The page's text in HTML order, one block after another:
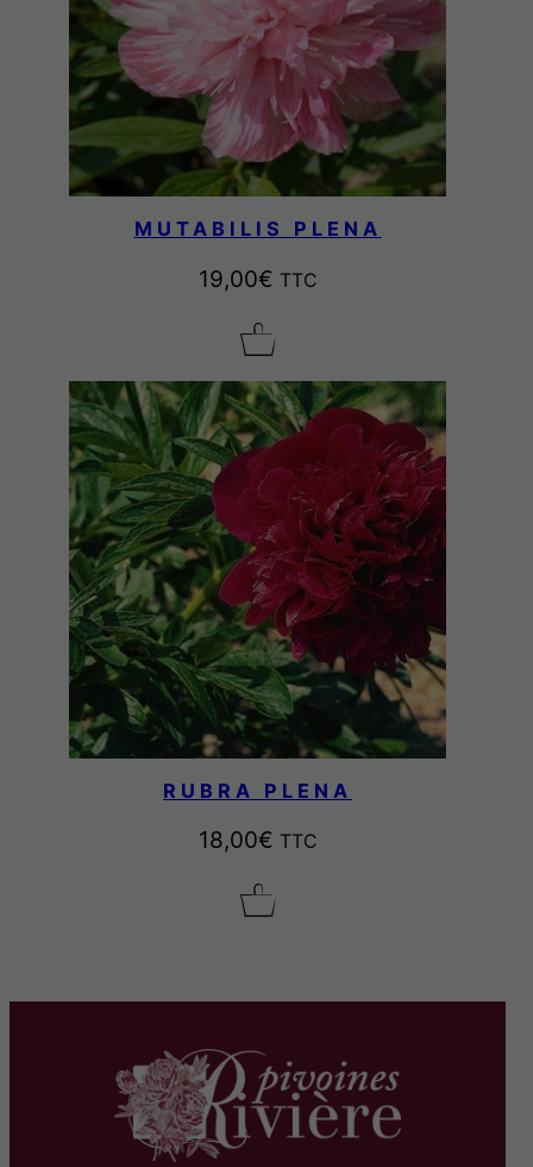
MUTABILIS PLENA
19,00€ TTC
RUBRA PLENA
18,00€ TTC